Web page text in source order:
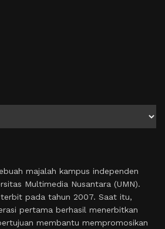
majalah kampus independen
Multimedia Nusantara (UMN).
pada tahun 2007. Saat itu,
pertama berhasil menerbitkan
membantu mempromosikan